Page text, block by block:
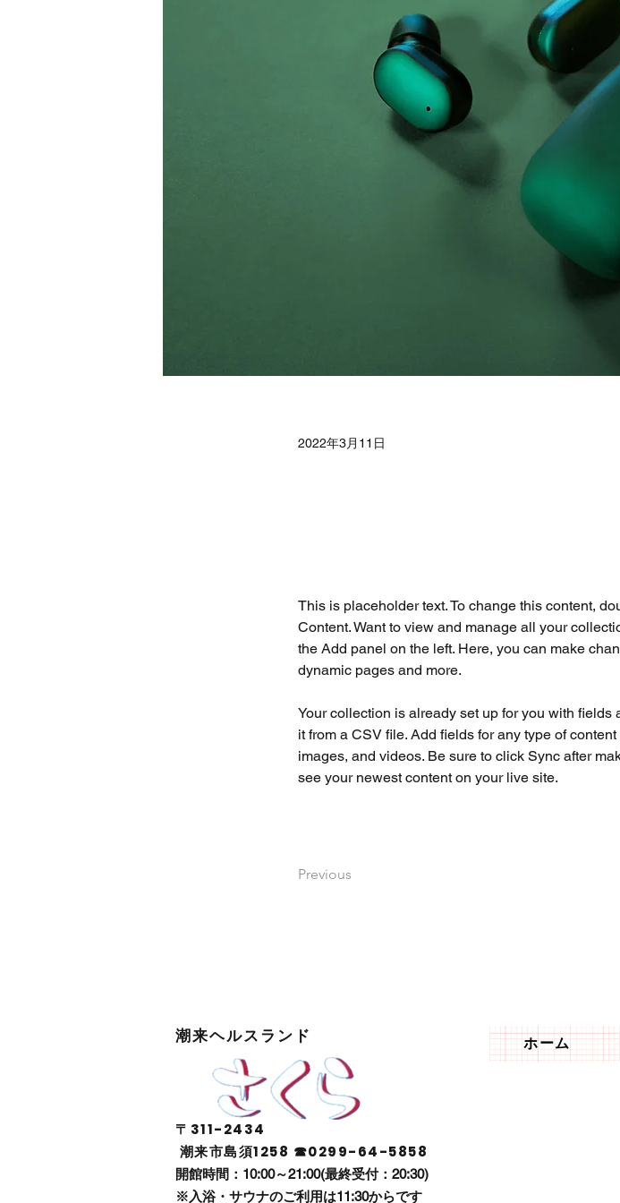
2022年3月11日
This is placeholder text. To change this content,
Content. Want to view and manage all your
the Add panel on the left. Here, you can make
dynamic pages and more.
Your collection is already set up for you with
it from a CSV file. Add fields for any type of
images, and videos. Be sure to click Sync after
see your newest content on your live site.
Previous
ホーム
潮来ヘルスランド
〒311-2434
潮来市島須1258 ☎0299-64-5858
開館時間：10:00～21:00(最終受付：20:30)
※入浴・サウナのご利用は11:30からです